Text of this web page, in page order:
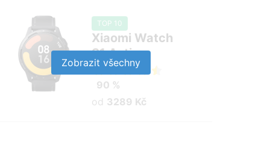
TOP 10
Xiaomi Watch
S1 Active
90 %
od 3289 Kč
Zobrazit všechny